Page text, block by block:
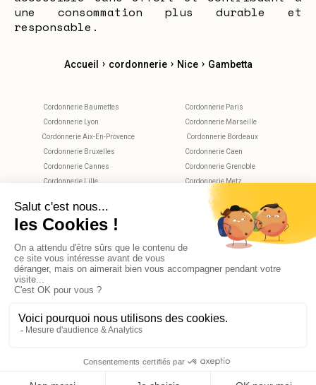
une consommation plus durable et
responsable.
Accueil › cordonnerie › Nice › Gambetta
Cordonnerie Baumettes
Cordonnerie Paris
Cordonnerie Lyon
Cordonnerie Marseille
Cordonnerie Aix-En-Provence
Cordonnerie Bordeaux
Cordonnerie Bruxelles
Cordonnerie Caen
Cordonnerie Cannes
Cordonnerie Grenoble
Cordonnerie Lille
Cordonnerie Metz
Cordonnerie Nantes
Cordonnerie Nice
Cordonnerie Nimes
Cordonnerie Rennes
Cordonnerie Rouen
Cordonnerie Toulouse
Cordonnerie Tours
© 2026 Reekom. Tous droits réservés.Mentions légales
Politique de confidentialité
Bonjour, avez-vous des questions?